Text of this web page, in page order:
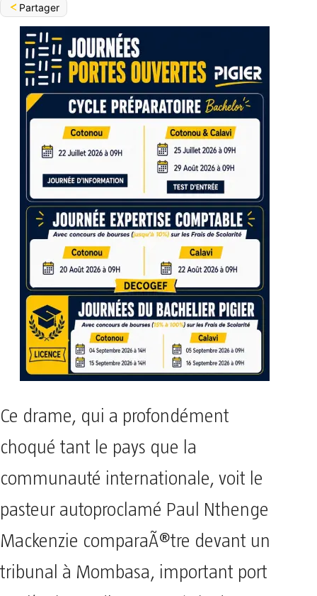
Partager
Ce drame, qui a profondément
choqué tant le pays que la
communauté internationale, voit le
pasteur autoproclamé Paul Nthenge
Mackenzie comparaÃ®tre devant un
tribunal à Mombasa, important port